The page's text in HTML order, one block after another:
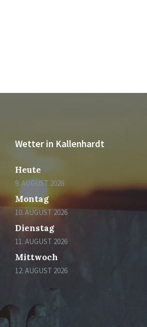
Wetter in Kallenhardt
Heute
9. AUGUST 2026
Montag
10. AUGUST 2026
Dienstag
11. AUGUST 2026
Mittwoch
12. AUGUST 2026